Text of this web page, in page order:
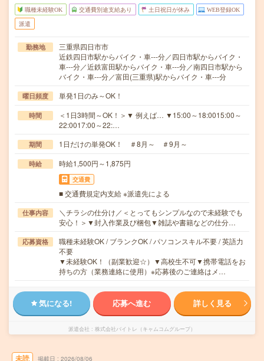
職種未経験OK 交通費別途支給あり 土日祝日が休み WEB登録OK
派遣
勤務地
三重県四日市市
近鉄四日市駅からバイク・車---分／四日市駅からバイク・
車---分／近鉄富田駅からバイク・車---分／南四日市駅から
バイク・車---分／富田(三重県)駅からバイク・車---分
曜日頻度 単発1日のみ～OK！
時間
＜1日3時間～OK！＞▼ 例えば… ▼15:00～18:0015:00～
22:0017:00～22:…
期間 1日だけの単発OK！ ＃8月～ ＃9月～
時給 時給1,500円～1,875円
交通費
■ 交通費規定内支給 ※派遣先による
仕事内容
＼チラシの仕分け／＜とってもシンプルなので未経験でも
安心！＞▼封入作業及び梱包▼雑誌や書籍などの仕分…
応募資格
職種未経験OK / ブランクOK / パソコンスキル不要 / 英語力
不要
▼未経験OK！（副業歓迎☆）▼高校生不可▼携帯電話をお
持ちの方（業務連絡に使用）※応募後のご連絡はメ…
気になる! 応募へ進む 詳しく見る
派遣会社 株式会社バイトレ（キャムコムグループ）
未読 掲載日 2026/08/06